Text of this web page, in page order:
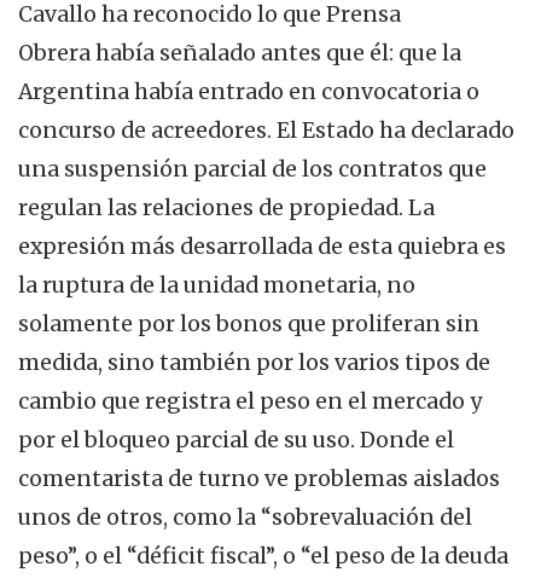
Cavallo ha reconocido lo que Prensa
Obrera había señalado antes que él: que la
Argentina había entrado en convocatoria o
concurso de acreedores. El Estado ha declarado
una suspensión parcial de los contratos que
regulan las relaciones de propiedad. La
expresión más desarrollada de esta quiebra es
la ruptura de la unidad monetaria, no
solamente por los bonos que proliferan sin
medida, sino también por los varios tipos de
cambio que registra el peso en el mercado y
por el bloqueo parcial de su uso. Donde el
comentarista de turno ve problemas aislados
unos de otros, como la “sobrevaluación del
peso”, o el “déficit fiscal”, o “el peso de la deuda